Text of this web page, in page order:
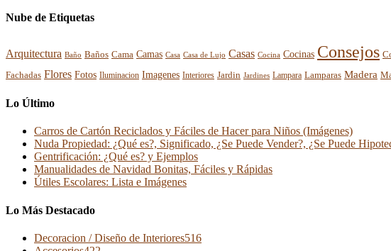
Nube de Etiquetas
Arquitectura Baño Baños Cama Camas Casa Casa de Lujo Casas Cocina Cocinas Consejos
Fachadas Flores Fotos Iluminacion Imagenes Interiores Jardin Jardines Lampara Lamparas Madera
Lo Último
Carros de Cartón Reciclados y Fáciles de Hacer para Niños (Imágenes)
Nuda Propiedad: ¿Qué es?, Significado, ¿Se Puede Vender?, ¿Se Puede
Gentrificación: ¿Qué es? y Ejemplos
Manualidades de Navidad Bonitas, Fáciles y Rápidas
Útiles Escolares: Lista e Imágenes
Lo Más Destacado
Decoracion / Diseño de Interiores516